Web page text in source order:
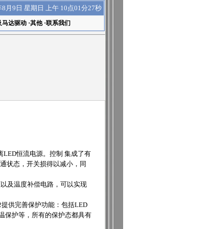
8月9日 星期日 上午 10点01分28秒
马达驱动·其他·联系我们
LED恒流电源。控制 集成了有
状态，开关损得以减小，同
及温度补偿电路，可以实现
供完善保护功能：包括LED
保护等，所有的保护态都具有